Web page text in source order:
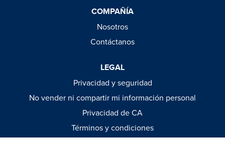
COMPAÑÍA
Nosotros
Contáctanos
LEGAL
Privacidad y seguridad
No vender ni compartir mi información personal
Privacidad de CA
Términos y condiciones